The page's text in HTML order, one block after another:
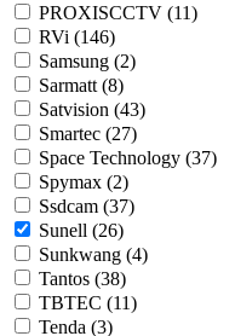
PROXISCCTV (11)
RVi (146)
Samsung (2)
Sarmatt (8)
Satvision (43)
Smartec (27)
Space Technology (37)
Spymax (2)
Ssdcam (37)
Sunell (26)
Sunkwang (4)
Tantos (38)
TBTEC (11)
Tenda (3)